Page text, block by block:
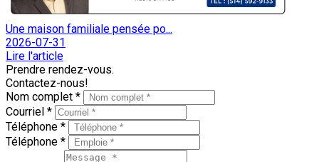
Une maison familiale pensée po...
2026-07-31
Lire l'article
Prendre rendez-vous.
Contactez-nous!
Nom complet *
Courriel *
Téléphone *
Téléphone *